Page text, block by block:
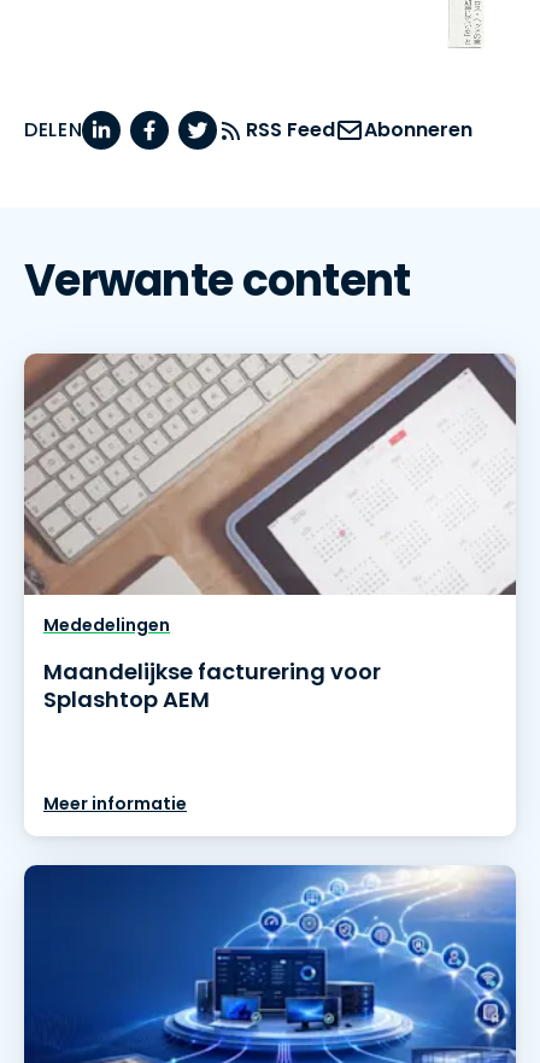
DELEN RSS Feed Abonneren
Verwante content
Mededelingen
Maandelijkse facturering voor
Splashtop AEM
Meer informatie